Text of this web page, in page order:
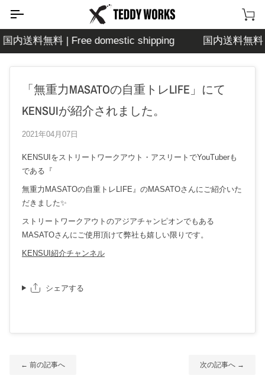
コ
ン
カ
ー
ト
内送料無料 | Free domestic shipping 国内送料無
「無重力MASATOの自重トレLIFE」にて
KENSUIが紹介されました。
2021年04月07日
KENSUIをストリートワークアウト・アスリートでYouTuberも
である『
無重力MASATOの自重トレLIFE』のMASATOさんにご紹介いた
だきました✨
ストリートワークアウトのアジアチャンピオンでもある
MASATOさんにご使用頂けて弊社も嬉しい限りです。
KENSUI紹介チャンネル
シェアする
← 前の記事へ 次の記事へ →